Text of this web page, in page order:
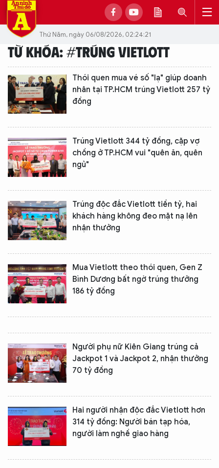
Thứ Năm, ngày 06/08/2026, 02:24:21
TỪ KHÓA: #TRÚNG VIETLOTT
Thói quen mua vé số "lạ" giúp doanh
nhân tại TP.HCM trúng Vietlott 257 tỷ
đồng
Trúng Vietlott 344 tỷ đồng, cặp vợ
chồng ở TP.HCM vui "quên ăn, quên
ngủ"
Trúng độc đắc Vietlott tiền tỷ, hai
khách hàng không đeo mặt nạ lên
nhận thưởng
Mua Vietlott theo thói quen, Gen Z
Bình Dương bất ngờ trúng thưởng
186 tỷ đồng
Người phụ nữ Kiên Giang trúng cả
Jackpot 1 và Jackpot 2, nhận thưởng
70 tỷ đồng
Hai người nhận độc đắc Vietlott hơn
314 tỷ đồng: Người bán tạp hóa,
người làm nghề giao hàng